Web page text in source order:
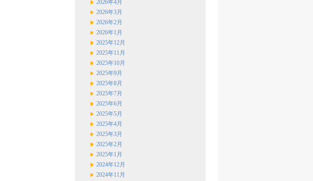
2026年4月
2026年3月
2026年2月
2026年1月
2025年12月
2025年11月
2025年10月
2025年9月
2025年8月
2025年7月
2025年6月
2025年5月
2025年4月
2025年3月
2025年2月
2025年1月
2024年12月
2024年11月